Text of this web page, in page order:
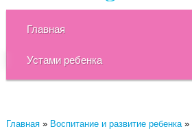
Главная
Устами ребенка
Главная» Воспитание и развитие ребенка»